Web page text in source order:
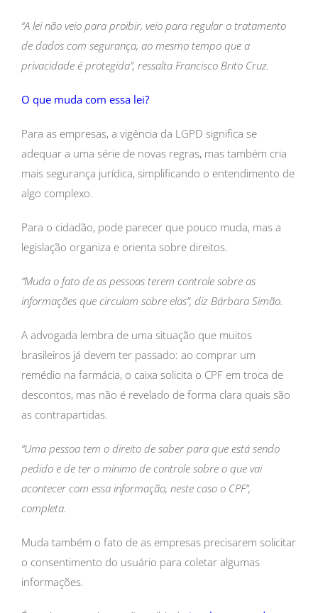
“A lei não veio para proibir, veio para regular o tratamento
de dados com segurança, ao mesmo tempo que a
privacidade é protegida”, ressalta Francisco Brito Cruz.
O que muda com essa lei?
Para as empresas, a vigência da LGPD significa se
adequar a uma série de novas regras, mas também cria
mais segurança jurídica, simplificando o entendimento de
algo complexo.
Para o cidadão, pode parecer que pouco muda, mas a
legislação organiza e orienta sobre direitos.
“Muda o fato de as pessoas terem controle sobre as
informações que circulam sobre elas”, diz Bárbara Simão.
A advogada lembra de uma situação que muitos
brasileiros já devem ter passado: ao comprar um
remédio na farmácia, o caixa solicita o CPF em troca de
descontos, mas não é revelado de forma clara quais são
as contrapartidas.
“Uma pessoa tem o direito de saber para que está sendo
pedido e de ter o mínimo de controle sobre o que vai
acontecer com essa informação, neste caso o CPF”,
completa.
Muda também o fato de as empresas precisarem solicitar
o consentimento do usuário para coletar algumas
informações.